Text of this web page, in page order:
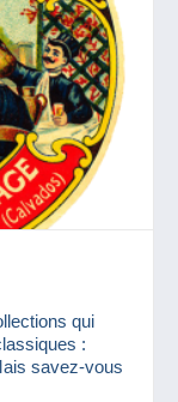
qui
:
savez-vous